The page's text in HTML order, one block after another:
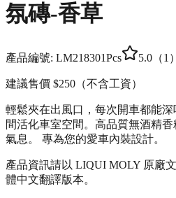
氛磚-香草
產品編號: LM218301Pcs 5.0 （1 ）
建議售價 $250 （不含工資）
輕鬆夾在出風口，每次開車都能
間活化車室空間。高品質無酒精
氣息。 專為您的愛車內裝設計。
產品資訊請以 LIQUI MOLY 原廠
體中文翻譯版本。